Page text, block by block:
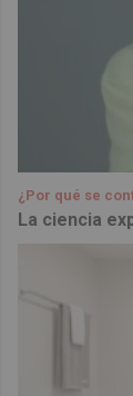
¿Por qué se
La ciencia